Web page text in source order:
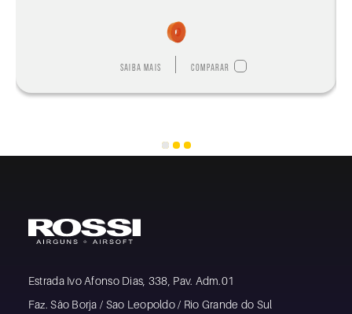
Saiba mais Comparar
Estrada Ivo Afonso Dias, 338, Pav. Adm.01
Faz. São Borja / Sao Leopoldo / Rio Grande do Sul